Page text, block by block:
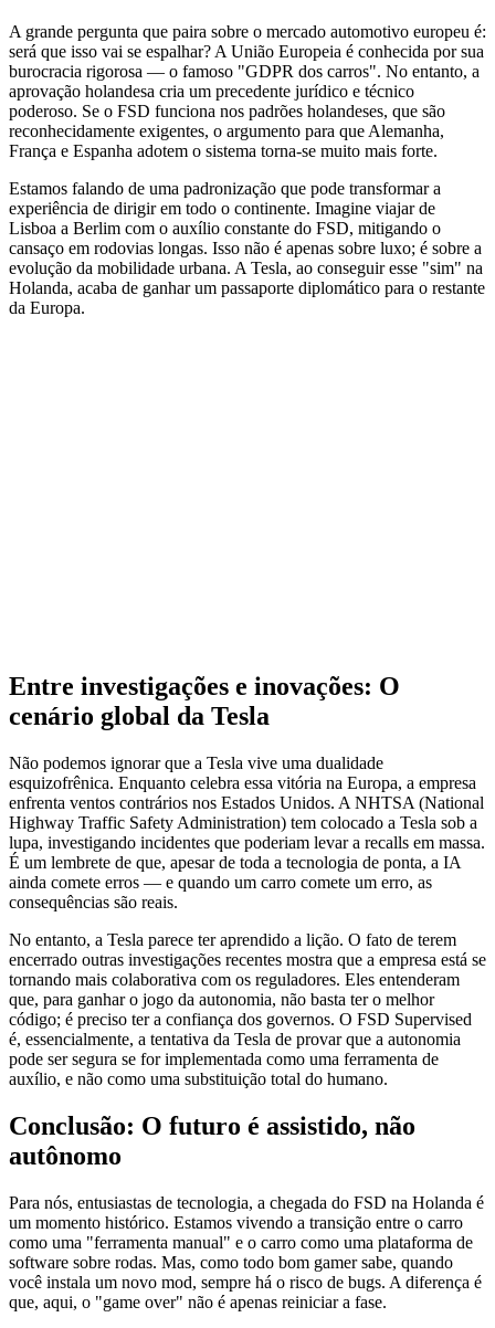
A grande pergunta que paira sobre o mercado automotivo europeu é:
será que isso vai se espalhar? A União Europeia é conhecida por sua
burocracia rigorosa — o famoso "GDPR dos carros". No entanto, a
aprovação holandesa cria um precedente jurídico e técnico
poderoso. Se o FSD funciona nos padrões holandeses, que são
reconhecidamente exigentes, o argumento para que Alemanha,
França e Espanha adotem o sistema torna-se muito mais forte.
Estamos falando de uma padronização que pode transformar a
experiência de dirigir em todo o continente. Imagine viajar de
Lisboa a Berlim com o auxílio constante do FSD, mitigando o
cansaço em rodovias longas. Isso não é apenas sobre luxo; é sobre a
evolução da mobilidade urbana. A Tesla, ao conseguir esse "sim" na
Holanda, acaba de ganhar um passaporte diplomático para o restante
da Europa.
Entre investigações e inovações: O
cenário global da Tesla
Não podemos ignorar que a Tesla vive uma dualidade
esquizofrênica. Enquanto celebra essa vitória na Europa, a empresa
enfrenta ventos contrários nos Estados Unidos. A NHTSA (National
Highway Traffic Safety Administration) tem colocado a Tesla sob a
lupa, investigando incidentes que poderiam levar a recalls em massa.
É um lembrete de que, apesar de toda a tecnologia de ponta, a IA
ainda comete erros — e quando um carro comete um erro, as
consequências são reais.
No entanto, a Tesla parece ter aprendido a lição. O fato de terem
encerrado outras investigações recentes mostra que a empresa está se
tornando mais colaborativa com os reguladores. Eles entenderam
que, para ganhar o jogo da autonomia, não basta ter o melhor
código; é preciso ter a confiança dos governos. O FSD Supervised
é, essencialmente, a tentativa da Tesla de provar que a autonomia
pode ser segura se for implementada como uma ferramenta de
auxílio, e não como uma substituição total do humano.
Conclusão: O futuro é assistido, não
autônomo
Para nós, entusiastas de tecnologia, a chegada do FSD na Holanda é
um momento histórico. Estamos vivendo a transição entre o carro
como uma "ferramenta manual" e o carro como uma plataforma de
software sobre rodas. Mas, como todo bom gamer sabe, quando
você instala um novo mod, sempre há o risco de bugs. A diferença é
que, aqui, o "game over" não é apenas reiniciar a fase.